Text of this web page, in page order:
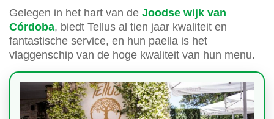
Gelegen in het hart van de Joodse wijk van
Córdoba, biedt Tellus al tien jaar kwaliteit en
fantastische service, en hun paella is het
vlaggenschip van de hoge kwaliteit van hun menu.